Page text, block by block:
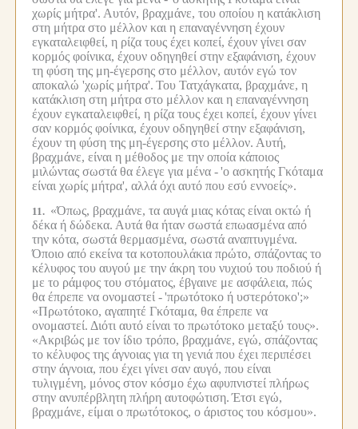
χωρίς μήτρα'. Αυτόν, βραχμάνε, του οποίου η κατάκλιση
στη μήτρα στο μέλλον και η επαναγέννηση έχουν
εγκαταλειφθεί, η ρίζα τους έχει κοπεί, έχουν γίνει σαν
κορμός φοίνικα, έχουν οδηγηθεί στην εξαφάνιση, έχουν
τη φύση της μη-έγερσης στο μέλλον, αυτόν εγώ τον
αποκαλώ 'χωρίς μήτρα'. Του Τατχάγκατα, βραχμάνε, η
κατάκλιση στη μήτρα στο μέλλον και η επαναγέννηση
έχουν εγκαταλειφθεί, η ρίζα τους έχει κοπεί, έχουν γίνει
σαν κορμός φοίνικα, έχουν οδηγηθεί στην εξαφάνιση,
έχουν τη φύση της μη-έγερσης στο μέλλον. Αυτή,
βραχμάνε, είναι η μέθοδος με την οποία κάποιος
μιλώντας σωστά θα έλεγε για μένα -'ο ασκητής Γκόταμα
είναι χωρίς μήτρα', αλλά όχι αυτό που εσύ εννοείς».
11. «Όπως, βραχμάνε, τα αυγά μιας κότας είναι οκτώ ή
δέκα ή δώδεκα. Αυτά θα ήταν σωστά επωασμένα από
την κότα, σωστά θερμασμένα, σωστά αναπτυγμένα.
Όποιο από εκείνα τα κοτοπουλάκια πρώτο, σπάζοντας το
κέλυφος του αυγού με την άκρη του νυχιού του ποδιού ή
με το ράμφος του στόματος, έβγαινε με ασφάλεια, πώς
θα έπρεπε να ονομαστεί -'πρωτότοκο ή υστερότοκο';»
«Πρωτότοκο, αγαπητέ Γκόταμα, θα έπρεπε να
ονομαστεί. Διότι αυτό είναι το πρωτότοκο μεταξύ τους».
«Ακριβώς με τον ίδιο τρόπο, βραχμάνε, εγώ, σπάζοντας
το κέλυφος της άγνοιας για τη γενιά που έχει περιπέσει
στην άγνοια, που έχει γίνει σαν αυγό, που είναι
τυλιγμένη, μόνος στον κόσμο έχω αφυπνιστεί πλήρως
στην ανυπέρβλητη πλήρη αυτοφώτιση. Έτσι εγώ,
βραχμάνε, είμαι ο πρωτότοκος, ο άριστος του κόσμου».